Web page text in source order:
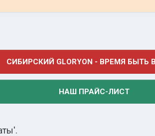
СИБИРСКИЙ GLORYON - ВРЕМЯ БЫТЬ
НАШ ПРАЙС-ЛИСТ